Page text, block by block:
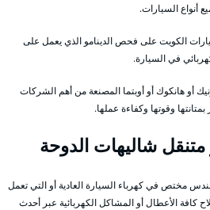
أنواع السيارات.
الكويت على فحص الدينامو الذي يعمل على
في السيارة.
أو هانكوك أو أوبتما المصنعة من أهم الشركات
بمتانتها وقوتها وكفاءة عملها.
شاليهات الدوحة
مختص في كهرباء السيارة العادية أو التي تعمل
كافة الأعطال أو المشاكل الكهربائية عبر أحدث